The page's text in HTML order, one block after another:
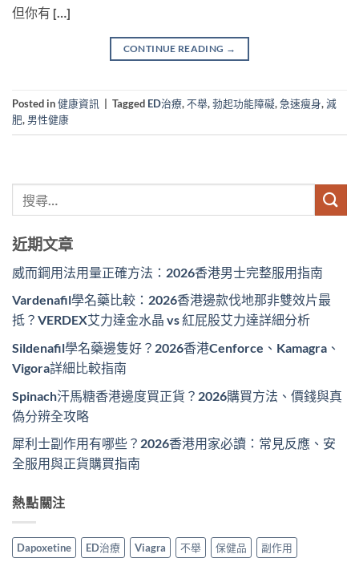
但你有 […]
CONTINUE READING →
Posted in健康資訊 Tagged ED治療,不舉,勃起功能障礙,急速瘦身,減
肥, 男性健康
近期文章
威而鋼用法用量正確方法：2026香港男士完整服用指南
Vardenafil學名藥比較：2026香港邊款伐地那非雙效片最
抵？VERDEX艾力達金水晶 vs 紅屁股艾力達詳細分析
Sildenafil學名藥邊隻好？2026香港Cenforce、Kamagra、
Vigora詳細比較指南
Spinach汗馬糖香港邊度買正貨？2026購買方法、價錢與真
偽分辨全攻略
犀利士副作用有哪些？2026香港用家必讀：常見反應、安
全服用與正貨購買指南
熱點關注
Dapoxetine ED治療 Viagra 不舉 保健品
副作用